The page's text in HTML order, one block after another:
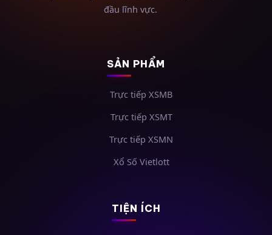
đầu lĩnh vực.
SẢN PHẨM
Trực tiếp XSMB
Trực tiếp XSMT
Trực tiếp XSMN
Xổ Số Vietlott
TIỆN ÍCH